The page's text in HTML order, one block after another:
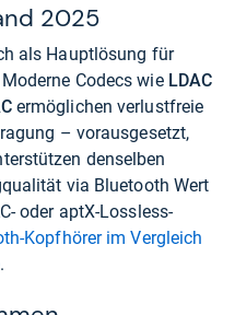
2025
als Hauptlösung für
Codecs wie LDAC
ermöglichen verlustfreie
– vorausgesetzt,
denselben
via Bluetooth Wert
oder aptX-Lossless-
Kopfhörer im Vergleich
.